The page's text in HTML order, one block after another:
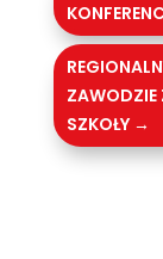
ZAWODZIE
SZKOŁY→